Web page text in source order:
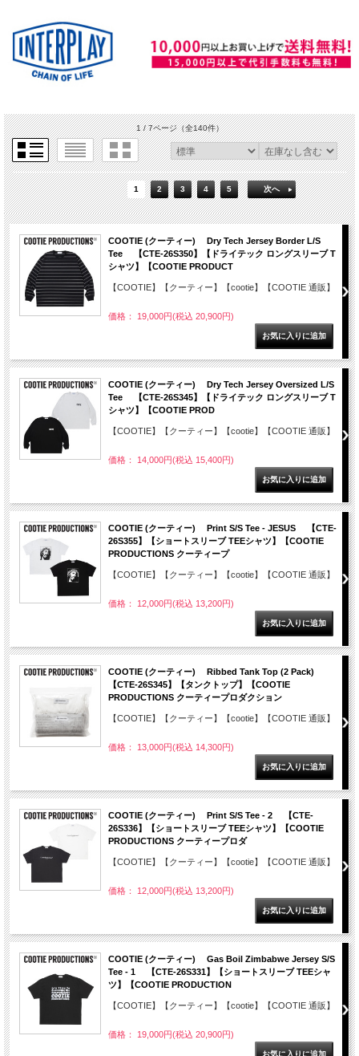
1 / 7ページ（全140件）
1 2 3 4 5 次へ
COOTIE (クーティー) Dry Tech Jersey Border L/S
Tee 【CTE-26S350】【ドライテック ロングスリーブ T
シャツ】【COOTIE PRODUCT
【COOTIE】【クーティー】【cootie】【COOTIE 通販】
価格： 19,000円(税込 20,900円)
COOTIE (クーティー) Dry Tech Jersey Oversized L/S
Tee 【CTE-26S345】【ドライテック ロングスリーブ T
シャツ】【COOTIE PROD
【COOTIE】【クーティー】【cootie】【COOTIE 通販】
価格： 14,000円(税込 15,400円)
COOTIE (クーティー) Print S/S Tee - JESUS 【CTE-
26S355】【ショートスリーブ TEEシャツ】【COOTIE
PRODUCTIONS クーティープ
【COOTIE】【クーティー】【cootie】【COOTIE 通販】
価格： 12,000円(税込 13,200円)
COOTIE (クーティー) Ribbed Tank Top (2 Pack)
【CTE-26S345】【タンクトップ】【COOTIE
PRODUCTIONS クーティープロダクション
【COOTIE】【クーティー】【cootie】【COOTIE 通販】
価格： 13,000円(税込 14,300円)
COOTIE (クーティー) Print S/S Tee - 2 【CTE-
26S336】【ショートスリーブ TEEシャツ】【COOTIE
PRODUCTIONS クーティープロダ
【COOTIE】【クーティー】【cootie】【COOTIE 通販】
価格： 12,000円(税込 13,200円)
COOTIE (クーティー) Gas Boil Zimbabwe Jersey S/S
Tee - 1 【CTE-26S331】【ショートスリーブ TEEシャ
ツ】【COOTIE PRODUCTION
【COOTIE】【クーティー】【cootie】【COOTIE 通販】
価格： 19,000円(税込 20,900円)